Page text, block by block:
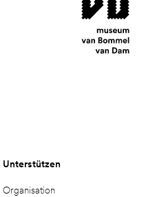
Unterstützen
Organisation